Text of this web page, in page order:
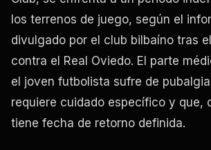
los terrenos de juego, según el
divulgado por el club bilbaíno tras
contra el Real Oviedo. El parte
el joven futbolista sufre de
requiere cuidado específico y que,
tiene fecha de retorno definida.